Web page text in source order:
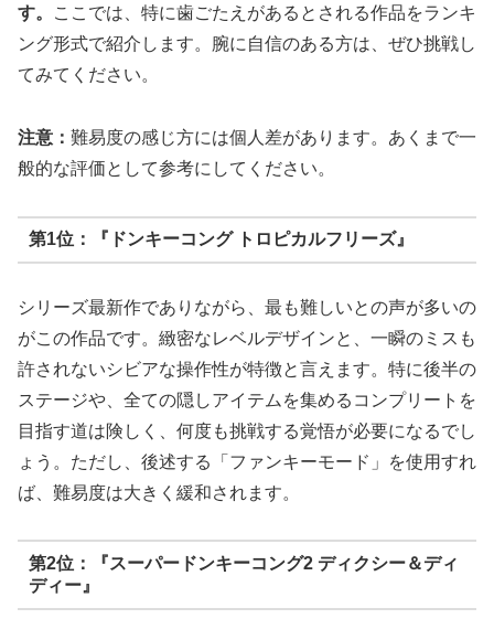
す。
ここでは、特に歯ごたえがあるとされる作品をランキ
ング形式で紹介します。腕に自信のある方は、ぜひ挑戦し
てみてください。
注意： 難易度の感じ方には個人差があります。あくまで一
般的な評価として参考にしてください。
第1位：『ドンキーコング トロピカルフリーズ』
シリーズ最新作でありながら、最も難しいとの声が多いの
がこの作品です。緻密なレベルデザインと、一瞬のミスも
許されないシビアな操作性が特徴と言えます。特に後半の
ステージや、全ての隠しアイテムを集めるコンプリートを
目指す道は険しく、何度も挑戦する覚悟が必要になるでし
ょう。ただし、後述する「ファンキーモード」を使用すれ
ば、難易度は大きく緩和されます。
第2位：『スーパードンキーコング2 ディクシー＆ディ
ディー』